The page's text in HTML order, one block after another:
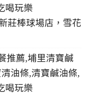
莊棒球場店，雪花